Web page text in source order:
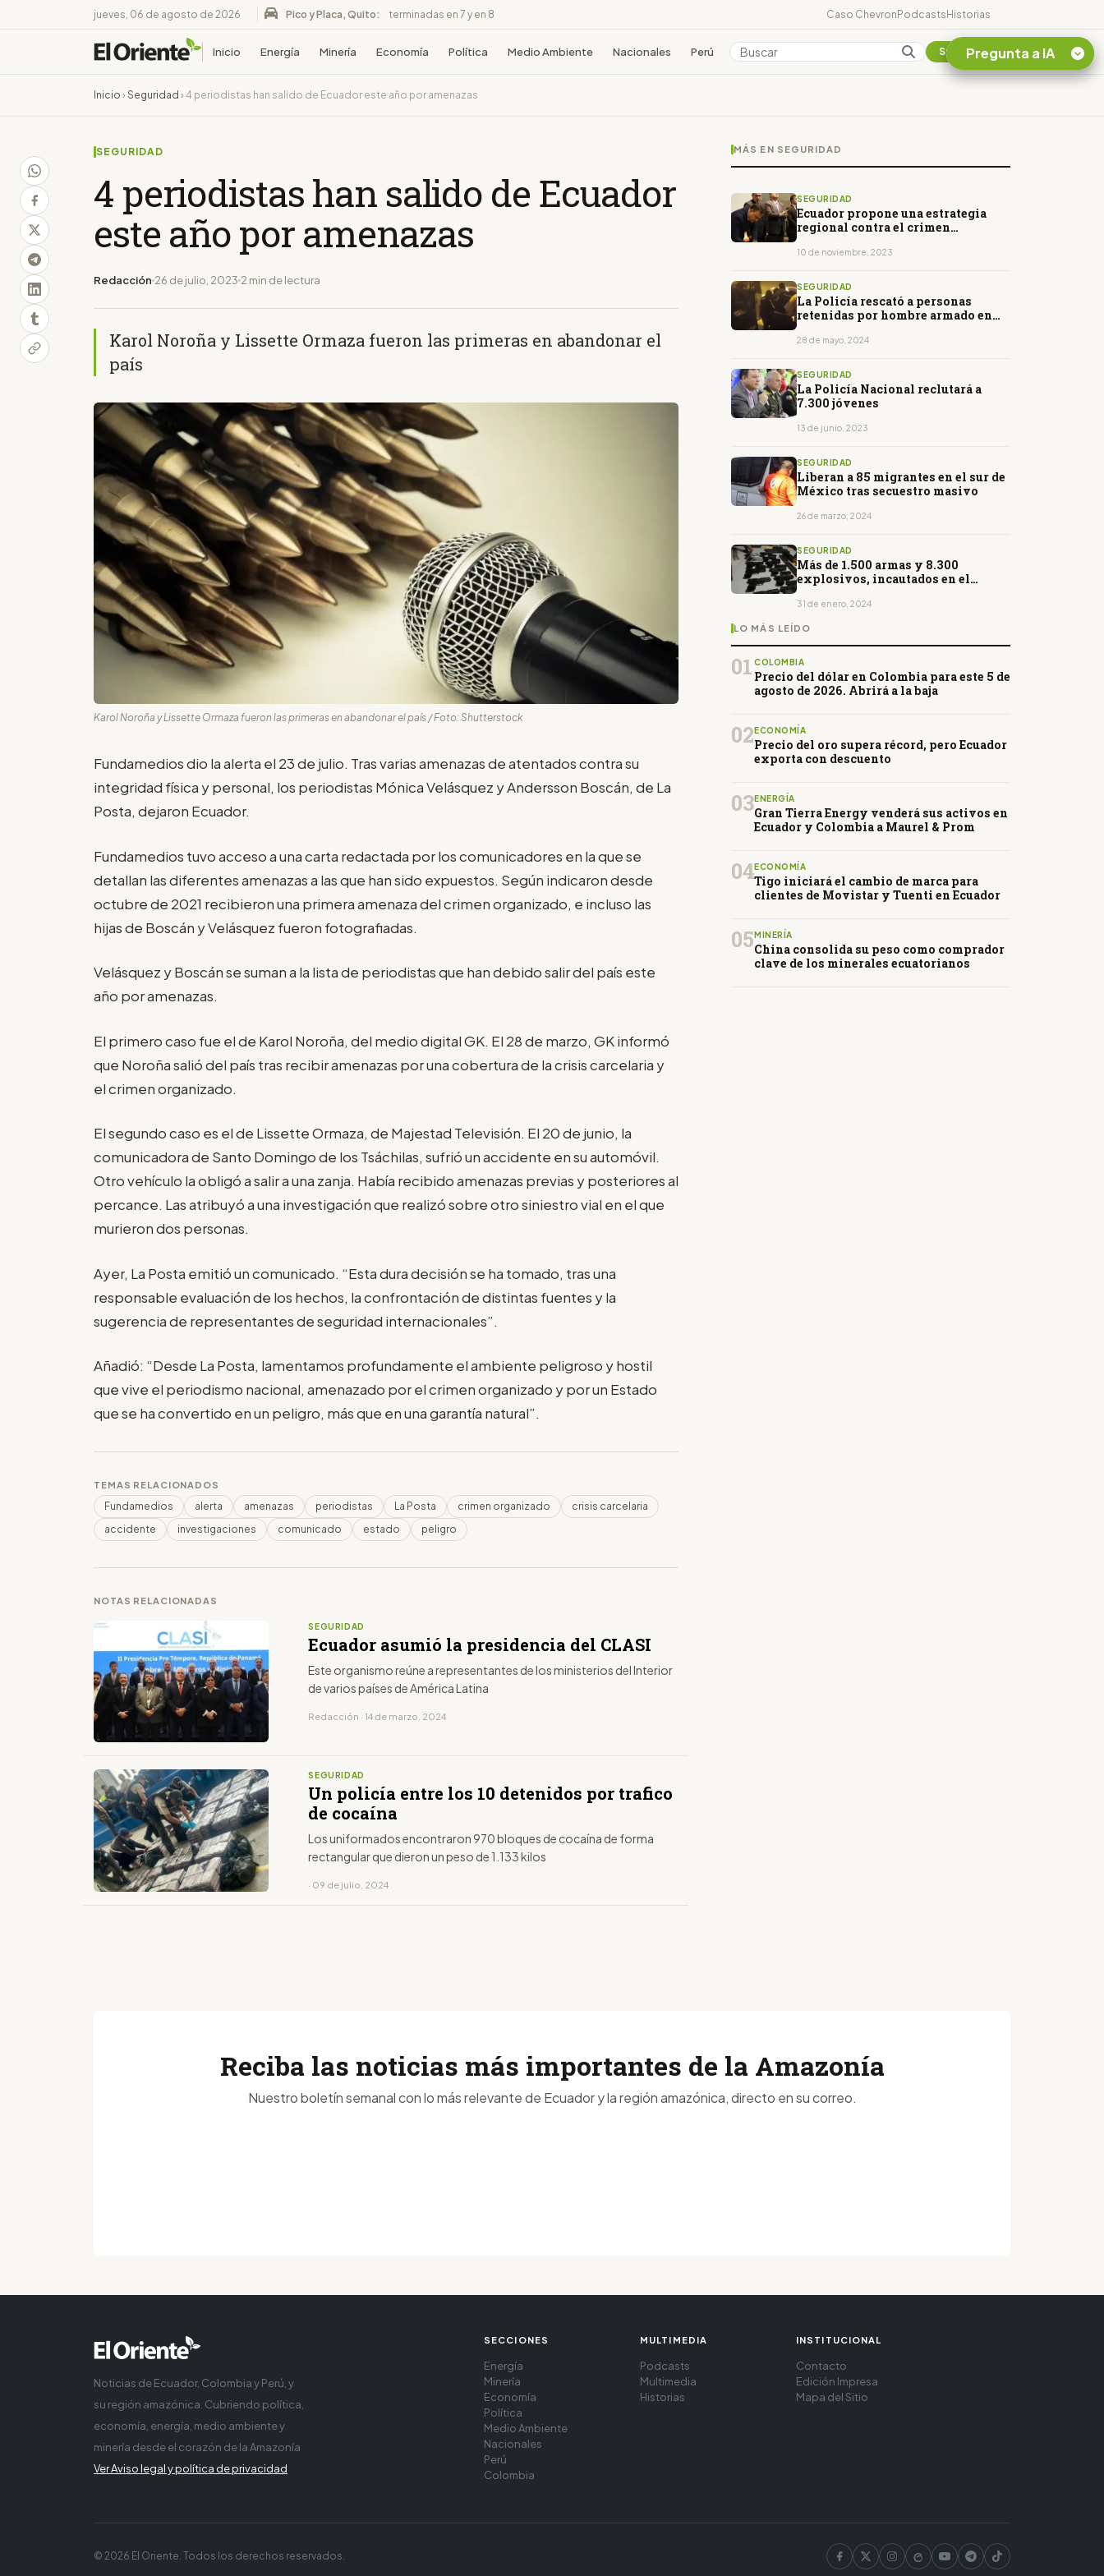
jueves, 06 de agosto de 2026 Pico y Placa, Quito: terminadas en 7 y en 8 Caso ChevronPodcastsHistorias
Inicio Energía Minería Economía Política Medio Ambiente Nacionales Perú Colombia Suscribirse
Inicio › Seguridad › 4 periodistas han salido de Ecuador este año por amenazas
SEGURIDAD
4 periodistas han salido de Ecuador
este año por amenazas
Redacción 26 de julio, 2023 2 min de lectura
Karol Noroña y Lissette Ormaza fueron las primeras en abandonar el
país
Karol Noroña y Lissette Ormaza fueron las primeras en abandonar el país / Foto: Shutterstock
Fundamedios dio la alerta el 23 de julio. Tras varias amenazas de atentados contra su
integridad física y personal, los periodistas Mónica Velásquez y Andersson Boscán, de La
Posta, dejaron Ecuador.
Fundamedios tuvo acceso a una carta redactada por los comunicadores en la que se
detallan las diferentes amenazas a las que han sido expuestos. Según indicaron desde
octubre de 2021 recibieron una primera amenaza del crimen organizado, e incluso las
hijas de Boscán y Velásquez fueron fotografiadas.
Velásquez y Boscán se suman a la lista de periodistas que han debido salir del país este
año por amenazas.
El primero caso fue el de Karol Noroña, del medio digital GK. El 28 de marzo, GK informó
que Noroña salió del país tras recibir amenazas por una cobertura de la crisis carcelaria y
el crimen organizado.
El segundo caso es el de Lissette Ormaza, de Majestad Televisión. El 20 de junio, la
comunicadora de Santo Domingo de los Tsáchilas, sufrió un accidente en su automóvil.
Otro vehículo la obligó a salir a una zanja. Había recibido amenazas previas y posteriores al
percance. Las atribuyó a una investigación que realizó sobre otro siniestro vial en el que
murieron dos personas.
Ayer, La Posta emitió un comunicado. “Esta dura decisión se ha tomado, tras una
responsable evaluación de los hechos, la confrontación de distintas fuentes y la
sugerencia de representantes de seguridad internacionales”.
Añadió: “Desde La Posta, lamentamos profundamente el ambiente peligroso y hostil
que vive el periodismo nacional, amenazado por el crimen organizado y por un Estado
que se ha convertido en un peligro, más que en una garantía natural”.
TEMAS RELACIONADOS
Fundamedios alerta amenazas periodistas La Posta crimen organizado
crisis carcelaria
accidente
investigaciones comunicado estado peligro
NOTAS RELACIONADAS
SEGURIDAD
Ecuador asumió la presidencia del CLASI
Este organismo reúne a representantes de los ministerios del Interior
de varios países de América Latina
Redacción · 14 de marzo, 2024
SEGURIDAD
Un policía entre los 10 detenidos por trafico
de cocaína
Los uniformados encontraron 970 bloques de cocaína de forma
rectangular que dieron un peso de 1.133 kilos
· 09 de julio, 2024
MÁS EN SEGURIDAD
SEGURIDAD
Ecuador propone una estrategia
regional contra el crimen
10 de noviembre, 2023
SEGURIDAD
La Policía rescató a personas
retenidas por hombre armado en
28 de mayo, 2024
SEGURIDAD
La Policía Nacional reclutará a
7.300 jóvenes
13 de junio, 2023
SEGURIDAD
Liberan a 85 migrantes en el sur de
México tras secuestro masivo
26 de marzo, 2024
SEGURIDAD
Más de 1.500 armas y 8.300
explosivos, incautados en el
31 de enero, 2024
LO MÁS LEÍDO
01 COLOMBIA
Precio del dólar en Colombia para este 5 de
agosto de 2026. Abrirá a la baja
02 ECONOMÍA
Precio del oro supera récord, pero Ecuador
exporta con descuento
03ENERGÍA
Gran Tierra Energy venderá sus activos en
Ecuador y Colombia a Maurel & Prom
04ECONOMÍA
Tigo iniciará el cambio de marca para
clientes de Movistar y Tuenti en Ecuador
05 MINERÍA
China consolida su peso como comprador
clave de los minerales ecuatorianos
Pregunta a IA
Reciba las noticias más importantes de la Amazonía
Nuestro boletín semanal con lo más relevante de Ecuador y la región amazónica, directo en su correo.
Noticias de Ecuador, Colombia y Perú, y
su región amazónica. Cubriendo política,
economía, energía, medio ambiente y
minería desde el corazón de la Amazonía
Ver Aviso legal y política de privacidad
SECCIONES
Energía
Minería
Economía
Política
Medio Ambiente
Nacionales
Perú
Colombia
MULTIMEDIA
Podcasts
Multimedia
Historias
INSTITUCIONAL
Contacto
Edición Impresa
Mapa del Sitio
© 2026 El Oriente. Todos los derechos reservados.